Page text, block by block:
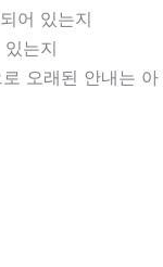
어 있는지
는지
오래된 안내는 아